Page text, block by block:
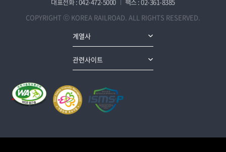
COPYRIGHT ⓒ KOREA RAILROAD. ALL RIGHTS RESERVED.
계열사
관련사이트